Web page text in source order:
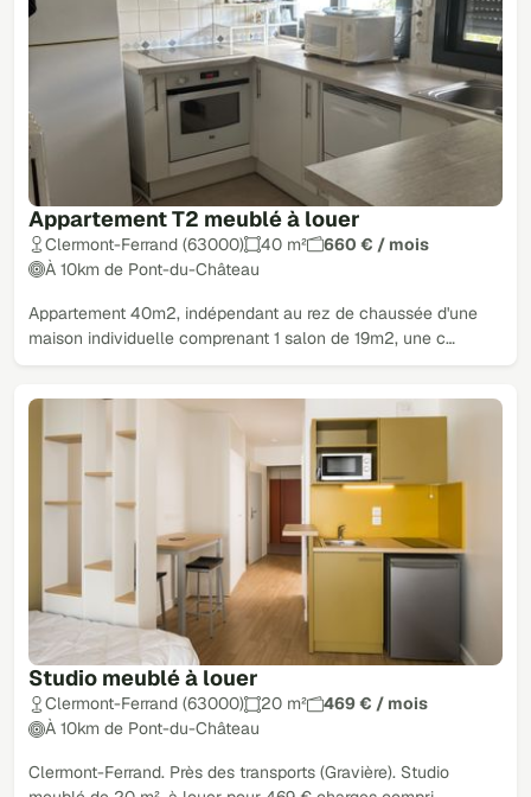
Appartement T2 meublé à louer
Clermont-Ferrand (63000) 40 m²
660 € / mois
À 10km de Pont-du-Château
Appartement 40m2, indépendant au rez de chaussée d'une
maison individuelle comprenant 1 salon de 19m2, une c…
Studio meublé à louer
Clermont-Ferrand (63000) 20 m²
469 € / mois
À 10km de Pont-du-Château
Clermont-Ferrand. Près des transports (Gravière). Studio